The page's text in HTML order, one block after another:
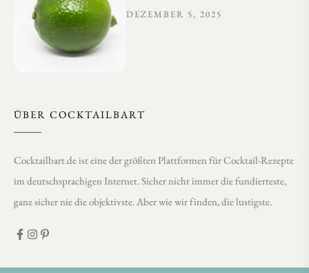
DEZEMBER 5, 2025
ÜBER COCKTAILBART
Cocktailbart.de ist eine der größten Plattformen für Cocktail-Rezepte
im deutschsprachigen Internet. Sicher nicht immer die fundierteste,
ganz sicher nie die objektivste. Aber wie wir finden, die lustigste.